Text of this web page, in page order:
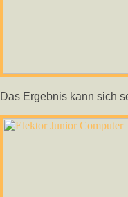
Das Ergebnis kann sich